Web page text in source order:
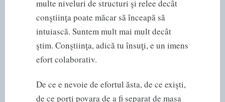
multe niveluri de structuri şi relee decât
conştiinţa poate măcar să înceapă să
intuiască. Suntem mult mai mult decât
ştim. Conştiinţa, adică tu însuţi, e un imens
efort colaborativ.
De ce e nevoie de efortul ăsta, de ce exişti,
de ce porţi povara de a fi separat de masa